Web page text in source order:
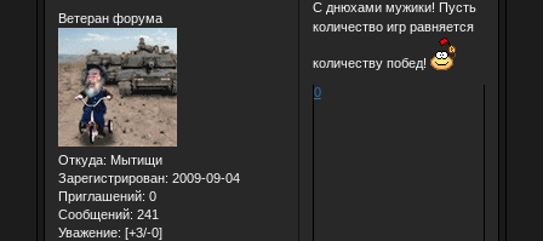
Ветеран форума
Откуда: Мытищи
Зарегистрирован: 2009-09-04
Приглашений: 0
Сообщений: 241
Уважение: [+3/-0]
С днюхами мужики! Пусть
количество игр равняется
количеству побед!
0